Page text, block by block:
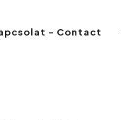
– Contact